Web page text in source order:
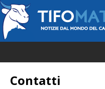
Contatti